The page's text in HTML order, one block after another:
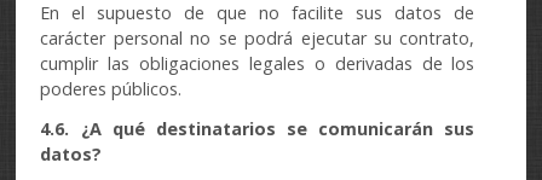
En el supuesto de que no facilite sus datos de
carácter personal no se podrá ejecutar su contrato,
cumplir las obligaciones legales o derivadas de los
poderes públicos.
4.6. ¿A qué destinatarios se comunicarán sus
datos?